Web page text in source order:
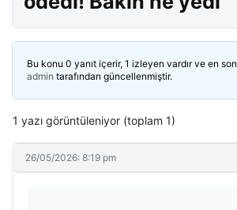
Bu konu 0 yanıt içerir, 1 izleyen vardır ve en son
admin tarafından güncellenmiştir.
1 yazı görüntüleniyor (toplam 1)
26/05/2026: 8:19 pm